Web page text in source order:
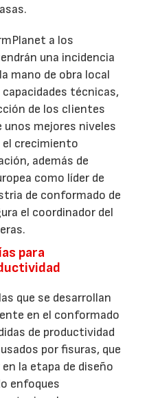
a los
una incidencia
mano de obra local
técnicas,
de los clientes
unos mejores niveles
el crecimiento
además de
como líder de
de conformado de
el coordinador del
para
que se desarrollan
en el conformado
de productividad
por fisuras, que
la etapa de diseño
enfoques